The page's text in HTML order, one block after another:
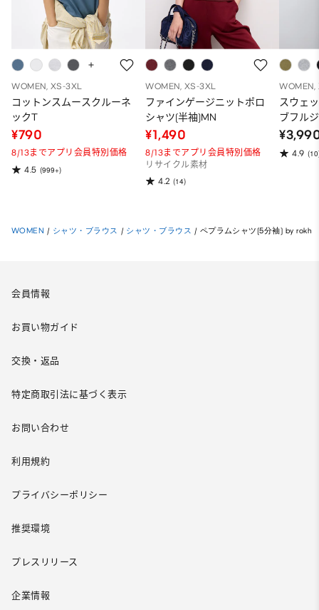
WOMEN, XS-3XL
コットンスムースクルーネ
ックT
¥790
8/13までアプリ会員特別価格
4.5 (999+)
WOMEN, XS-3XL
ファインゲージニットポロ
シャツ(半袖)MN
¥1,490
8/13までアプリ会員特別価格
リサイクル素材
4.2 (14)
WOMEN,
スウェ
ブフル
ーパー
ット）
4.9
WOMEN / シャツ・ブラウス / シャツ・ブラウス / ペプラムシャツ(5分袖) by rokh
会員情報
お買い物ガイド
交換・返品
特定商取引法に基づく表示
お問い合わせ
利用規約
プライバシーポリシー
推奨環境
プレスリリース
企業情報